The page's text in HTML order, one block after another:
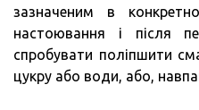
зазначеним в
настоювання і після
спробувати поліпшити
цукру або води, або,